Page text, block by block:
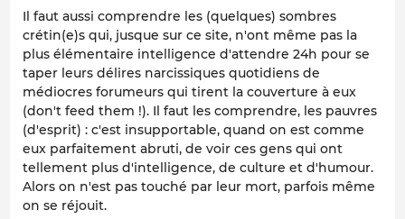
Il faut aussi comprendre les (quelques) sombres
crétin(e)s qui, jusque sur ce site, n'ont même pas la
plus élémentaire intelligence d'attendre 24h pour se
taper leurs délires narcissiques quotidiens de
médiocres forumeurs qui tirent la couverture à eux
(don't feed them !). Il faut les comprendre, les pauvres
(d'esprit) : c'est insupportable, quand on est comme
eux parfaitement abruti, de voir ces gens qui ont
tellement plus d'intelligence, de culture et d'humour.
Alors on n'est pas touché par leur mort, parfois même
on se réjouit.